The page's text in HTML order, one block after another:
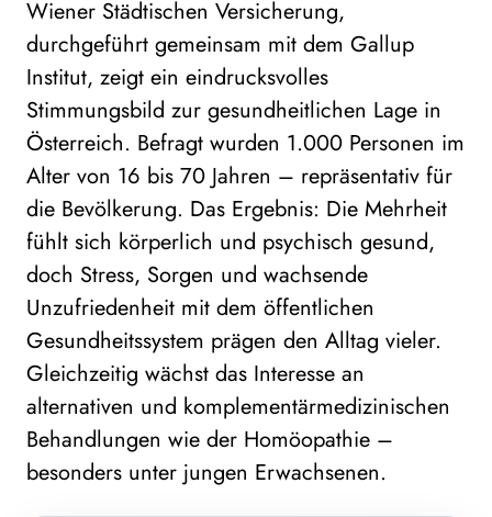
Wiener Städtischen Versicherung,
durchgeführt gemeinsam mit dem Gallup
Institut, zeigt ein eindrucksvolles
Stimmungsbild zur gesundheitlichen Lage in
Österreich. Befragt wurden 1.000 Personen im
Alter von 16 bis 70 Jahren – repräsentativ für
die Bevölkerung. Das Ergebnis: Die Mehrheit
fühlt sich körperlich und psychisch gesund,
doch Stress, Sorgen und wachsende
Unzufriedenheit mit dem öffentlichen
Gesundheitssystem prägen den Alltag vieler.
Gleichzeitig wächst das Interesse an
alternativen und komplementärmedizinischen
Behandlungen wie der Homöopathie –
besonders unter jungen Erwachsenen.